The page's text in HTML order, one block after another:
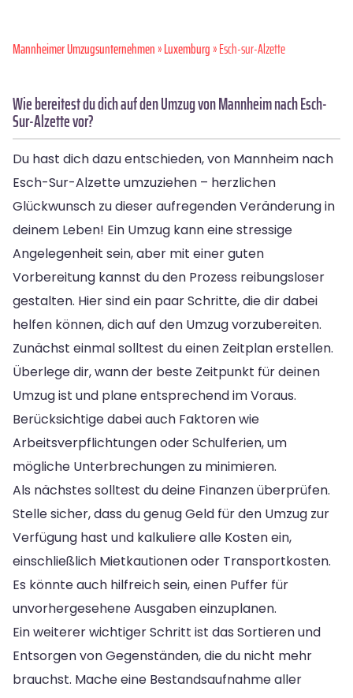
Mannheimer Umzugsunternehmen»Luxemburg» Esch-sur-Alzette
Wie bereitest du dich auf den Umzug von Mannheim nach Esch-
Sur-Alzette vor?
Du hast dich dazu entschieden, von Mannheim nach
Esch-Sur-Alzette umzuziehen – herzlichen
Glückwunsch zu dieser aufregenden Veränderung in
deinem Leben! Ein Umzug kann eine stressige
Angelegenheit sein, aber mit einer guten
Vorbereitung kannst du den Prozess reibungsloser
gestalten. Hier sind ein paar Schritte, die dir dabei
helfen können, dich auf den Umzug vorzubereiten.
Zunächst einmal solltest du einen Zeitplan erstellen.
Überlege dir, wann der beste Zeitpunkt für deinen
Umzug ist und plane entsprechend im Voraus.
Berücksichtige dabei auch Faktoren wie
Arbeitsverpflichtungen oder Schulferien, um
mögliche Unterbrechungen zu minimieren.
Als nächstes solltest du deine Finanzen überprüfen.
Stelle sicher, dass du genug Geld für den Umzug zur
Verfügung hast und kalkuliere alle Kosten ein,
einschließlich Mietkautionen oder Transportkosten.
Es könnte auch hilfreich sein, einen Puffer für
unvorhergesehene Ausgaben einzuplanen.
Ein weiterer wichtiger Schritt ist das Sortieren und
Entsorgen von Gegenständen, die du nicht mehr
brauchst. Mache eine Bestandsaufnahme aller